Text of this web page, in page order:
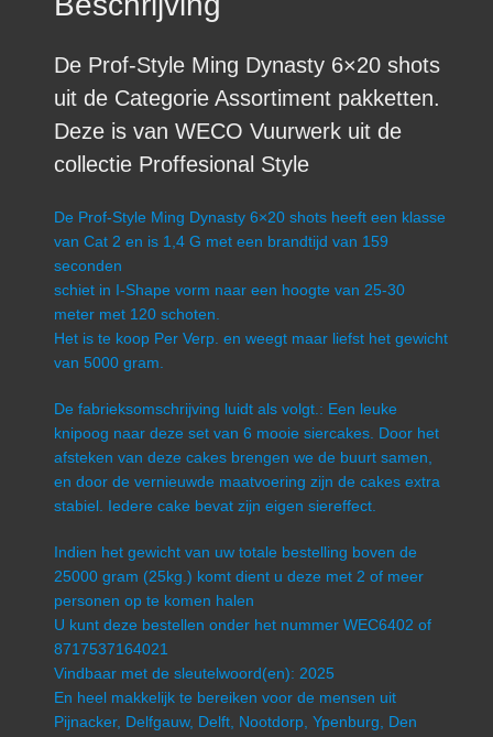
De Prof-Style Ming Dynasty 6×20 shots
uit de Categorie Assortiment pakketten.
Deze is van WECO Vuurwerk uit de
collectie Proffesional Style
De Prof-Style Ming Dynasty 6×20 shots heeft een klasse
van Cat 2 en is 1,4 G met een brandtijd van 159
seconden
schiet in I-Shape vorm naar een hoogte van 25-30
meter met 120 schoten.
Het is te koop Per Verp. en weegt maar liefst het gewicht
van 5000 gram.
De fabrieksomschrijving luidt als volgt.: Een leuke
knipoog naar deze set van 6 mooie siercakes. Door het
afsteken van deze cakes brengen we de buurt samen,
en door de vernieuwde maatvoering zijn de cakes extra
stabiel. Iedere cake bevat zijn eigen siereffect.
Indien het gewicht van uw totale bestelling boven de
25000 gram (25kg.) komt dient u deze met 2 of meer
personen op te komen halen
U kunt deze bestellen onder het nummer WEC6402 of
8717537164021
Vindbaar met de sleutelwoord(en): 2025
En heel makkelijk te bereiken voor de mensen uit
Pijnacker, Delfgauw, Delft, Nootdorp, Ypenburg, Den